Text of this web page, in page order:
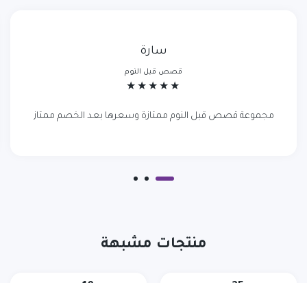
سارة
قصص قبل النوم
مجموعة قصص قبل النوم ممتازة وسعرها بعد الخصم ممتاز
منتجات مشبهة